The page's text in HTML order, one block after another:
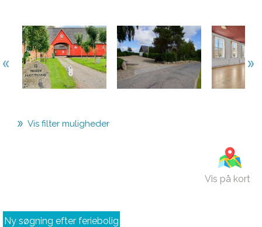
Vis filter muligheder
Vis på kort
Ny søgning efter feriebolig